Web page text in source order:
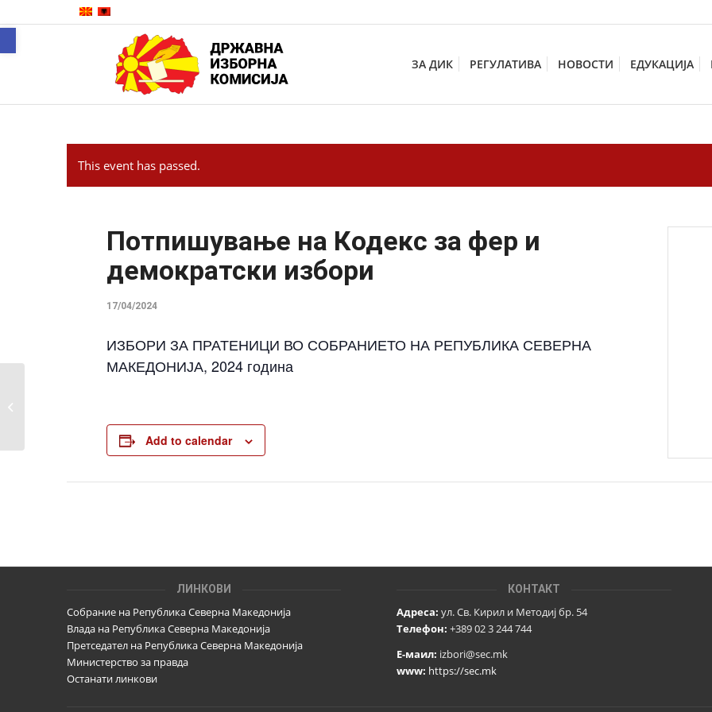
ЗА ДИК РЕГУЛАТИВА НОВОСТИ ЕДУКАЦИЈА
This event has passed.
Потпишување на Кодекс за фер и
демократски избори
17/04/2024
ИЗБОРИ ЗА ПРАТЕНИЦИ ВО СОБРАНИЕТО НА РЕПУБЛИКА СЕВЕРНА
МАКЕДОНИЈА, 2024 година
Add to calendar
ЛИНКОВИ
Собрание на Република Северна Македонија
Влада на Република Северна Македонија
Претседател на Република Северна Македонија
Министерство за правда
Останати линкови
КОНТАКТ
Адреса: ул. Св. Кирил и Методиј бр. 54
Телефон: +389 02 3 244 744
Е-маил: izbori@sec.mk
www: https://sec.mk
Open toolbar